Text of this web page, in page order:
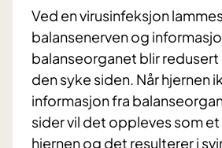
Ved en virusinfeksjon
balansenerven og
balanseorganet blir redusert
den syke siden. Når hjernen
informasjon fra
sider vil det oppleves som et
hjernen og det resulterer i